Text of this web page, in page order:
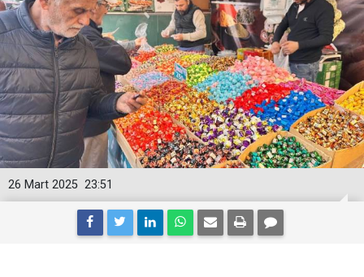
23:51
26 Mart 2025